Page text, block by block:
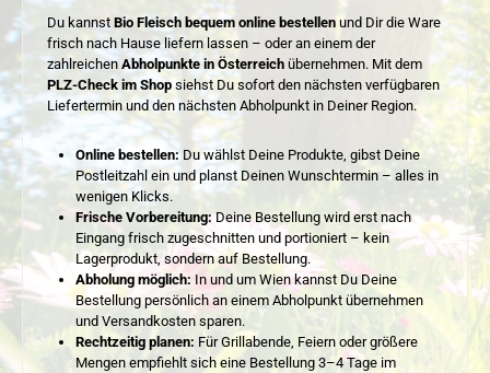
Du kannst Bio Fleisch bequem online bestellen und Dir die Ware
frisch nach Hause liefern lassen – oder an einem der
zahlreichen Abholpunkte in Österreich übernehmen. Mit dem
PLZ-Check im Shop siehst Du sofort den nächsten verfügbaren
Liefertermin und den nächsten Abholpunkt in Deiner Region.
Online bestellen: Du wählst Deine Produkte, gibst Deine
Postleitzahl ein und planst Deinen Wunschtermin – alles in
wenigen Klicks.
Frische Vorbereitung:Deine Bestellung wird erst nach
Eingang frisch zugeschnitten und portioniert – kein
Lagerprodukt, sondern auf Bestellung.
Abholung möglich: In und um Wien kannst Du Deine
Bestellung persönlich an einem Abholpunkt übernehmen
und Versandkosten sparen.
Rechtzeitig planen: Für Grillabende, Feiern oder größere
Mengen empfiehlt sich eine Bestellung 3–4 Tage im